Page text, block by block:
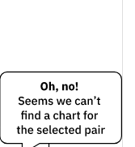
0.11%
$240,69764